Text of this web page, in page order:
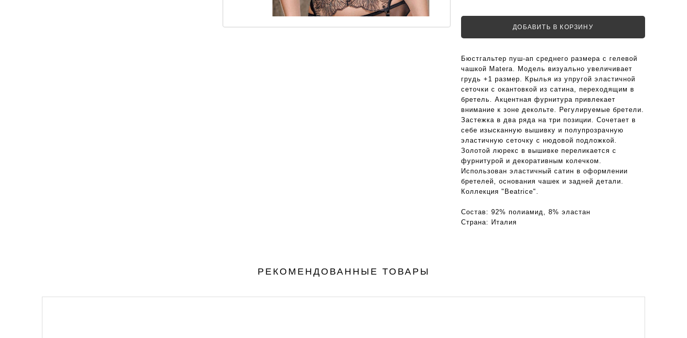
ДОБАВИТЬ В КОРЗИНУ
Бюстгальтер пуш-ап среднего размера с гелевой
чашкой Matera. Модель визуально увеличивает
грудь +1 размер. Крылья из упругой эластичной
сеточки с окантовкой из сатина, переходящим в
бретель. Акцентная фурнитура привлекает
внимание к зоне декольте. Регулируемые бретели.
Застежка в два ряда на три позиции. Сочетает в
себе изысканную вышивку и полупрозрачную
эластичную сеточку с нюдовой подложкой.
Золотой люрекс в вышивке переликается с
фурнитурой и декоративным колечком.
Использован эластичный сатин в оформлении
бретелей, основания чашек и задней детали.
Коллекция "Beatriсe".
Состав: 92% полиамид, 8% эластан
Страна: Италия
РЕКОМЕНДОВАННЫЕ ТОВАРЫ